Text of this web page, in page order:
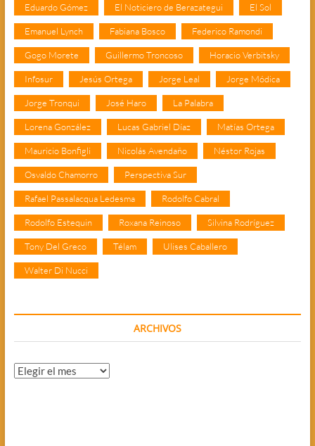
Eduardo Gómez El Noticiero de Berazategui El Sol
Emanuel Lynch Fabiana Bosco Federico Ramondi
Gogo Morete Guillermo Troncoso Horacio Verbitsky
Infosur Jesús Ortega Jorge Leal Jorge Módica
Jorge Tronqui José Haro La Palabra
Lorena González Lucas Gabriel Díaz Matías Ortega
Mauricio Bonfigli Nicolás Avendaño Néstor Rojas
Osvaldo Chamorro Perspectiva Sur
Rafael Passalacqua Ledesma Rodolfo Cabral
Rodolfo Estequin Roxana Reinoso Silvina Rodríguez
Tony Del Greco Télam Ulises Caballero
Walter Di Nucci
ARCHIVOS
Archivos